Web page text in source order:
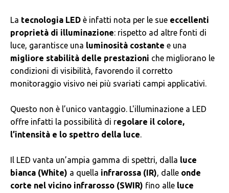
La tecnologia LED è infatti nota per le sue eccellenti
proprietà di illuminazione: rispetto ad altre fonti di
luce, garantisce una luminosità costante e una
migliore stabilità delle prestazioni che migliorano le
condizioni di visibilità, favorendo il corretto
monitoraggio visivo nei più svariati campi applicativi.
Questo non è l’unico vantaggio. L'illuminazione a LED
offre infatti la possibilità di regolare il colore,
l’intensità e lo spettro della luce.
Il LED vanta un’ampia gamma di spettri, dalla luce
bianca (White) a quella infrarossa (IR), dalle onde
corte nel vicino infrarosso (SWIR) fino alle luce